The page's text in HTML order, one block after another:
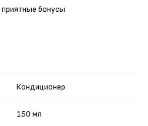
Кондиционер
150 мл
приятные бонусы